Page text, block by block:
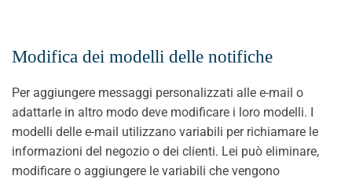
Modifica dei modelli delle notifiche
Per aggiungere messaggi personalizzati alle e-mail o
adattarle in altro modo deve modificare i loro modelli. I
modelli delle e-mail utilizzano variabili per richiamare le
informazioni del negozio o dei clienti. Lei può eliminare,
modificare o aggiungere le variabili che vengono